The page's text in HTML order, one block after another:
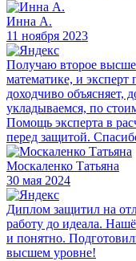
Инна А.
11 ноября 2023
Получаю второе
математике, и
доходчиво объясняет,
укладываемся, по
Помощь эксперта в
перед защитой.
Москаленко Татьяна
30 мая 2024
Диплом защитил на
работу до идеала.
и понятно.
высшем уровне!